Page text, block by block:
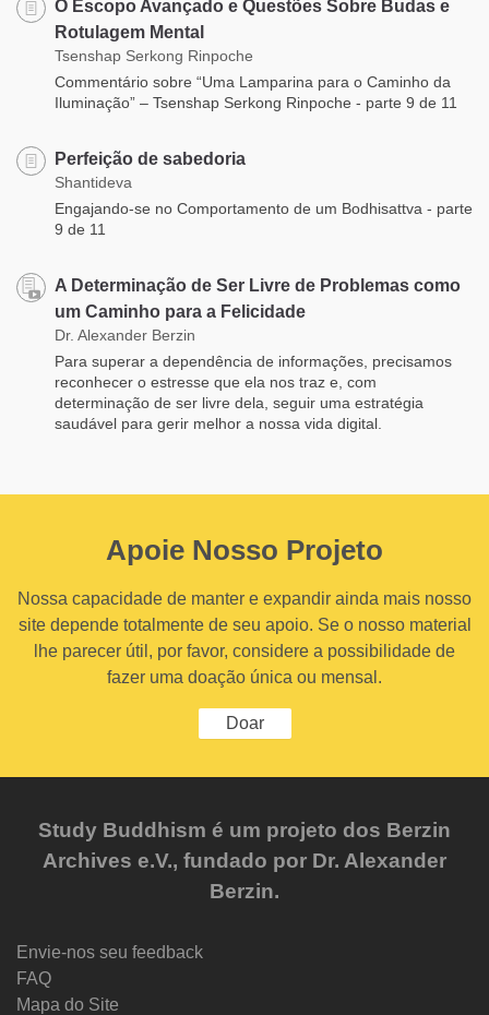
O Escopo Avançado e Questões Sobre Budas e
Rotulagem Mental
Tsenshap Serkong Rinpoche
Commentário sobre “Uma Lamparina para o Caminho da
Iluminação” – Tsenshap Serkong Rinpoche - parte 9 de 11
Perfeição de sabedoria
Shantideva
Engajando-se no Comportamento de um Bodhisattva - parte
9 de 11
A Determinação de Ser Livre de Problemas como
um Caminho para a Felicidade
Dr. Alexander Berzin
Para superar a dependência de informações, precisamos
reconhecer o estresse que ela nos traz e, com
determinação de ser livre dela, seguir uma estratégia
saudável para gerir melhor a nossa vida digital.
Apoie Nosso Projeto
Nossa capacidade de manter e expandir ainda mais nosso
site depende totalmente de seu apoio. Se o nosso material
lhe parecer útil, por favor, considere a possibilidade de
fazer uma doação única ou mensal.
Doar
Study Buddhism é um projeto dos Berzin
Archives e.V., fundado por Dr. Alexander
Berzin.
Envie-nos seu feedback
FAQ
Mapa do Site